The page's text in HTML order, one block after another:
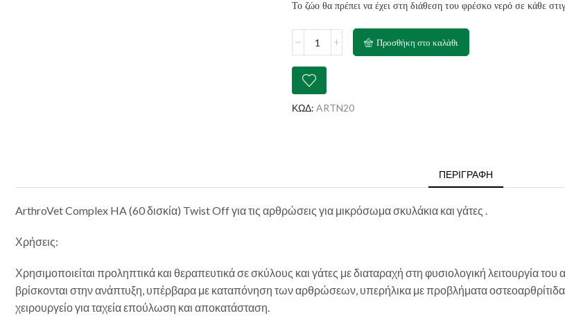
Το ζώο θα πρέπει να έχει στη διάθεση του φρέσκο νερό σε κάθε
EXPERT
Complex
Small
Breed
Προσθήκη στο καλάθι
ΚΩΔ: ARTN20
ΠΕΡΙΓΡΑΦΉ
ArthroVet Complex HA (60 δισκία) Twist Off για τις αρθρώσεις για μικρόσωμα σκυλάκια και γάτες .
Χρήσεις:
Χρησιμοποιείται προληπτικά και θεραπευτικά σε σκύλους και γάτες με διαταραχή στη φυσιολογική λειτουργία
βρίσκονται στην ανάπτυξη, υπέρβαρα με καταπόνηση των αρθρώσεων, υπερήλικα με προβλήματα
χειρουργείο για ταχεία επούλωση και αποκατάσταση.